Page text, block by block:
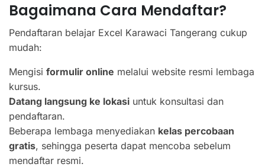
Bagaimana Cara Mendaftar?
Pendaftaran belajar Excel Karawaci Tangerang cukup
mudah:
Mengisi formulir online melalui website resmi lembaga
kursus.
Datang langsung ke lokasi untuk konsultasi dan
pendaftaran.
Beberapa lembaga menyediakan kelas percobaan
gratis, sehingga peserta dapat mencoba sebelum
mendaftar resmi.